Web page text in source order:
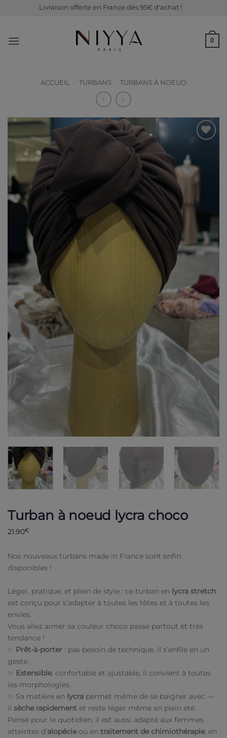
Livraison offerte en France dès 95€ d'achat !
0
ACCUEIL TURBANS TURBANS À NOEUD
souhaits
Turban à noeud lycra choco
21.90€
Nos nouveaux turbans made in France sont enfin
disponibles !
Léger, pratique, et plein de style : ce turban en lycra stretch
est conçu pour s’adapter à toutes les têtes et à toutes les
envies.
Vous allez aimer sa couleur choco passe partout et très
tendance !
✨ Prêt-à-porter : pas besoin de technique, il s’enfile en un
geste.
✨ Extensible, confortable et ajustable, il convient à toutes
les morphologies.
✨ Sa matière en lycra permet même de se baigner avec —
il sèche rapidement et reste léger même en plein été.
Pensé pour le quotidien, il est aussi adapté aux femmes
atteintes d’alopécieou en traitement de chimiothérapie, en